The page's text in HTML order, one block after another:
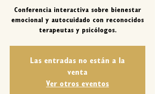
Conferencia interactiva sobre bienestar
emocional y autocuidado con reconocidos
terapeutas y psicólogos.
Las entradas no están a la
venta
Ver otros eventos